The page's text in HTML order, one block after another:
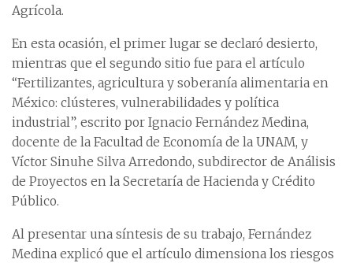
Agrícola.
En esta ocasión, el primer lugar se declaró desierto,
mientras que el segundo sitio fue para el artículo
“Fertilizantes, agricultura y soberanía alimentaria en
México: clústeres, vulnerabilidades y política
industrial”, escrito por Ignacio Fernández Medina,
docente de la Facultad de Economía de la UNAM, y
Víctor Sinuhe Silva Arredondo, subdirector de Análisis
de Proyectos en la Secretaría de Hacienda y Crédito
Público.
Al presentar una síntesis de su trabajo, Fernández
Medina explicó que el artículo dimensiona los riesgos